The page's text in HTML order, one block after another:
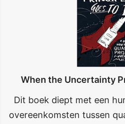
When the Uncertainty
Dit boek diept met een
overeenkomsten tussen